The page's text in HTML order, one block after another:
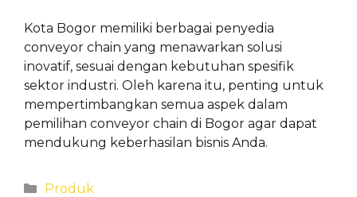
Kota Bogor memiliki berbagai penyedia
conveyor chain yang menawarkan solusi
inovatif, sesuai dengan kebutuhan spesifik
sektor industri. Oleh karena itu, penting untuk
mempertimbangkan semua aspek dalam
pemilihan conveyor chain di Bogor agar dapat
mendukung keberhasilan bisnis Anda.
Categories
Produk